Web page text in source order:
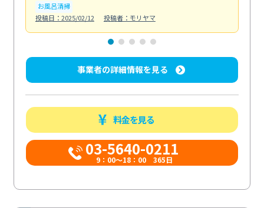
お風呂清掃
投稿日：2025/02/12
投稿者：モリヤマ
事業者の詳細情報を見る
料金を見る
03-5640-0211
9：00～18：00 365日